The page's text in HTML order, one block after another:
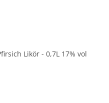
Likör - 0,7L 17% vol
von 4.7 von 5 Sternen